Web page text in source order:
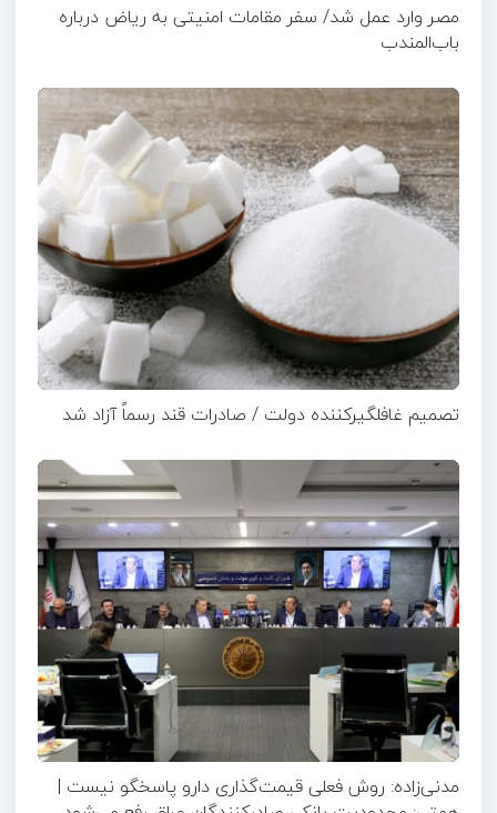
مصر وارد عمل شد/ سفر مقامات امنیتی به ریاض درباره
باب‌المندب
تصمیم غافلگیرکننده دولت / صادرات قند رسماً آزاد شد
مدنی‌زاده: روش فعلی قیمت‌گذاری دارو پاسخگو نیست |